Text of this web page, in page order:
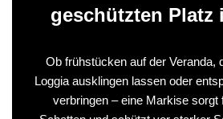
geschützten Platz
Ob frühstücken auf der Veranda,
Loggia ausklingen lassen oder
verbringen – eine Markise sorgt